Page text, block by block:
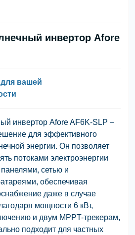
инвертор Afore
вашей
инвертор Afore AF6K-SLP –
для эффективного
энергии. Он позволяет
потоками электроэнергии
сетью и
обеспечивая
даже в случае
мощности 6 кВт,
и двум MPPT-трекерам,
подходит для частных